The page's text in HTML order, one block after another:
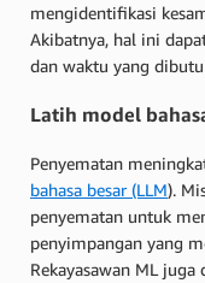
mengidentifikasi
Akibatnya, hal ini
dan waktu yang
Latih model
Penyematan
bahasa besar (LLM).
penyematan untuk
penyimpangan yang
Rekayasawan ML